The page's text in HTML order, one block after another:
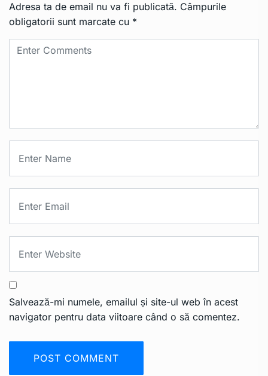
Adresa ta de email nu va fi publicată. Câmpurile
obligatorii sunt marcate cu *
Salvează-mi numele, emailul și site-ul web în acest
navigator pentru data viitoare când o să comentez.